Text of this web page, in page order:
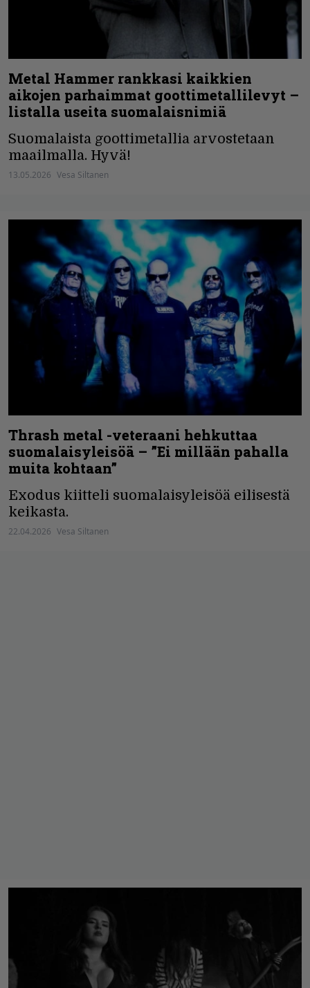
Metal Hammer rankkasi kaikkien
aikojen parhaimmat goottimetallilevyt –
listalla useita suomalaisnimiä
Suomalaista goottimetallia arvostetaan
maailmalla. Hyvä!
13.05.2026 Vesa Siltanen
Thrash metal -veteraani hehkuttaa
suomalaisyleisöä – ”Ei millään pahalla
muita kohtaan”
Exodus kiitteli suomalaisyleisöä eilisestä
keikasta.
22.04.2026 Vesa Siltanen